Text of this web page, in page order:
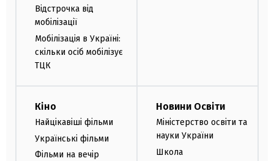
Відстрочка від
мобілізації
Мобілізація в Україні:
скільки осіб мобілізує
ТЦК
Кіно
Найцікавіші фільми
Українські фільми
Фільми на вечір
Новини Освіти
Міністерство освіти та
науки України
Школа